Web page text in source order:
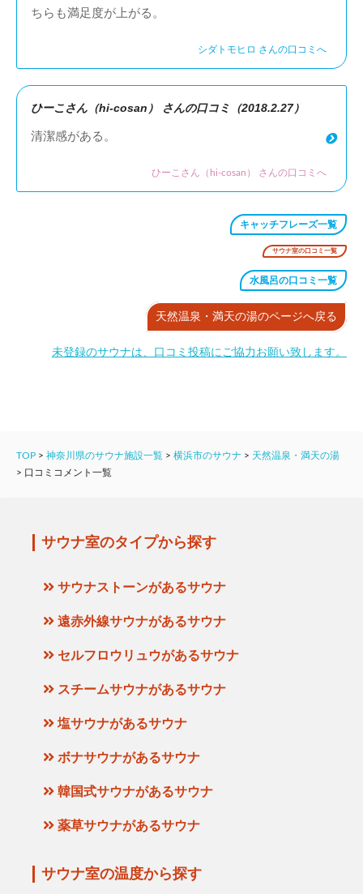
ちらも満足度が上がる。
シダトモヒロ さんの口コミへ
ひーこさん（hi-cosan） さんの口コミ（2018.2.27）
清潔感がある。
ひーこさん（hi-cosan） さんの口コミへ
キャッチフレーズ一覧
サウナ室の口コミ一覧
水風呂の口コミ一覧
天然温泉・満天の湯のページへ戻る
未登録のサウナは、口コミ投稿にご協力お願い致します。
TOP > 神奈川県のサウナ施設一覧 > 横浜市のサウナ > 天然温泉・満天の湯
> 口コミコメント一覧
サウナ室のタイプから探す
サウナストーンがあるサウナ
遠赤外線サウナがあるサウナ
セルフロウリュウがあるサウナ
スチームサウナがあるサウナ
塩サウナがあるサウナ
ボナサウナがあるサウナ
韓国式サウナがあるサウナ
薬草サウナがあるサウナ
サウナ室の温度から探す